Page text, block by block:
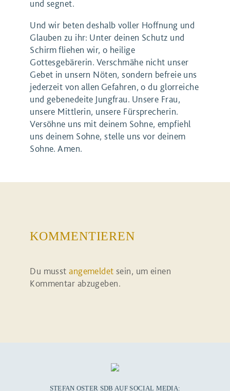
und segnet.
Und wir beten deshalb voller Hoffnung und
Glauben zu ihr: Unter deinen Schutz und
Schirm fliehen wir, o heilige
Gottesgebärerin. Verschmähe nicht unser
Gebet in unsern Nöten, sondern befreie uns
jederzeit von allen Gefahren, o du glorreiche
und gebenedeite Jungfrau. Unsere Frau,
unsere Mittlerin, unsere Fürsprecherin.
Versöhne uns mit deinem Sohne, empfiehl
uns deinem Sohne, stelle uns vor deinem
Sohne. Amen.
KOMMENTIEREN
Du musstangemeldet sein, um einen
Kommentar abzugeben.
STEFAN OSTER SDB AUF SOCIAL MEDIA: